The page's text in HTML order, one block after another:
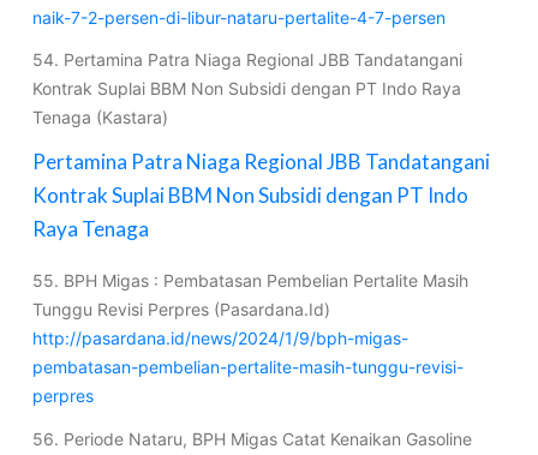
naik-7-2-persen-di-libur-nataru-pertalite-4-7-persen
54. Pertamina Patra Niaga Regional JBB Tandatangani
Kontrak Suplai BBM Non Subsidi dengan PT Indo Raya
Tenaga (Kastara)
Pertamina Patra Niaga Regional JBB Tandatangani
Kontrak Suplai BBM Non Subsidi dengan PT Indo
Raya Tenaga
55. BPH Migas : Pembatasan Pembelian Pertalite Masih
Tunggu Revisi Perpres (Pasardana.Id)
http://pasardana.id/news/2024/1/9/bph-migas-
pembatasan-pembelian-pertalite-masih-tunggu-revisi-
perpres
56. Periode Nataru, BPH Migas Catat Kenaikan Gasoline